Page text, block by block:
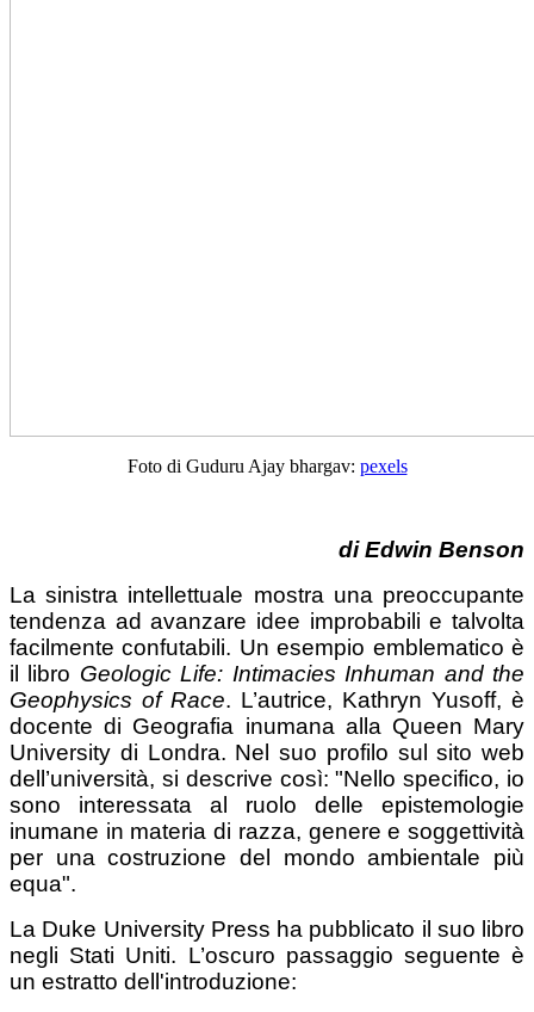
Foto di Guduru Ajay bhargav: pexels
di Edwin Benson
La sinistra intellettuale mostra una preoccupante
tendenza ad avanzare idee improbabili e talvolta
facilmente confutabili. Un esempio emblematico è
il libro Geologic Life: Intimacies Inhuman and the
Geophysics of Race. L’autrice, Kathryn Yusoff, è
docente di Geografia inumana alla Queen Mary
University di Londra. Nel suo profilo sul sito web
dell’università, si descrive così: "Nello specifico, io
sono interessata al ruolo delle epistemologie
inumane in materia di razza, genere e soggettività
per una costruzione del mondo ambientale più
equa".
La Duke University Press ha pubblicato il suo libro
negli Stati Uniti. L’oscuro passaggio seguente è
un estratto dell'introduzione: